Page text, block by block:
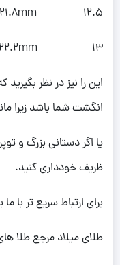
12.5 21.8mm
13 22.2mm
این را نیز در نظر
انگشت شما باشد زیرا
یا اگر دستانی بزرگ و
ظریف خودداری کنید.
برای ارتباط سریع تر با
طلای میلاد مرجع طلا